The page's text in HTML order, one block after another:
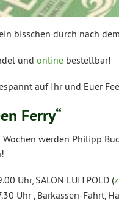
bisschen durch nach
und online bestellbar!
auf Ihr und Euer
Ferry“
werden Philipp
Uhr, SALON LUITPOLD (
Uhr , Barkassen-Fahrt,